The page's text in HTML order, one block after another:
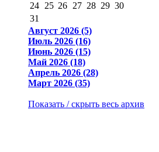
24 25 26 27 28 29 30
31
Август 2026 (5)
Июль 2026 (16)
Июнь 2026 (15)
Май 2026 (18)
Апрель 2026 (28)
Март 2026 (35)
Показать / скрыть весь архив